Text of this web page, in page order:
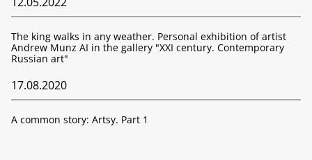
The king walks in any weather. Personal exhibition of artist
Andrew Munz AI in the gallery "XXI century. Contemporary
Russian art"
17.08.2020
A common story: Artsy. Part 1